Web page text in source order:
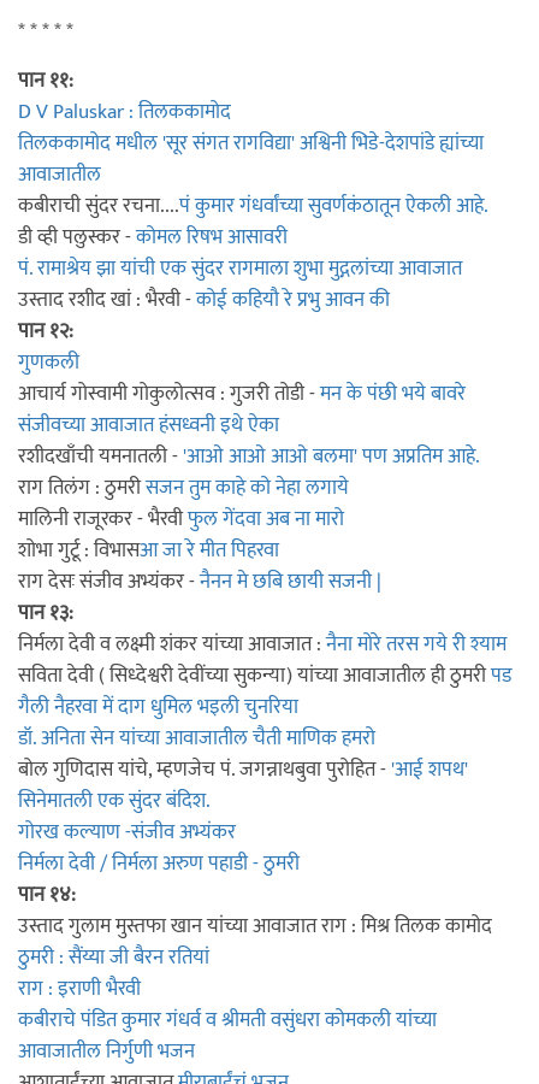
* * * * *
पान ११:
D V Paluskar : तिलककामोद
तिलककामोद मधील 'सूर संगत रागविद्या' अश्विनी भिडे-देशपांडे ह्यांच्या
आवाजातील
कबीराची सुंदर रचना....पं कुमार गंधर्वांच्या सुवर्णकंठातून ऐकली आहे.
डी व्ही पलुस्कर -कोमल रिषभ आसावरी
पं. रामाश्रेय झा यांची एक सुंदर रागमाला शुभा मुद्गलांच्या आवाजात
उस्ताद रशीद खां : भैरवी -कोई कहियौ रे प्रभु आवन की
पान १२:
गुणकली
आचार्य गोस्वामी गोकुलोत्सव : गुजरी तोडी -मन के पंछी भये बावरे
संजीवच्या आवाजात हंसध्वनी इथे ऐका
रशीदखाँची यमनातली -'आओ आओ आओ बलमा' पण अप्रतिम आहे.
राग तिलंग : ठुमरीसजन तुम काहे को नेहा लगाये
मालिनी राजूरकर - भैरवीफुल गेंदवा अब ना मारो
शोभा गुर्टू : विभासआ जा रे मीत पिहरवा
राग देसः संजीव अभ्यंकर -नैनन मे छबि छायी सजनी |
पान १३:
निर्मला देवी व लक्ष्मी शंकर यांच्या आवाजात :नैना मोरे तरस गये री श्याम
सविता देवी ( सिध्देश्वरी देवींच्या सुकन्या) यांच्या आवाजातील ही ठुमरीपड
गैली नैहरवा में दाग धुमिल भइली चुनरिया
डॉ. अनिता सेन यांच्या आवाजातील चैती माणिक हमरो
बोल गुणिदास यांचे, म्हणजेच पं. जगन्नाथबुवा पुरोहित -'आई शपथ'
सिनेमातली एक सुंदर बंदिश.
गोरख कल्याण -संजीव अभ्यंकर
निर्मला देवी / निर्मला अरुण पहाडी - ठुमरी
पान १४:
उस्ताद गुलाम मुस्तफा खान यांच्या आवाजात राग : मिश्र तिलक कामोद
ठुमरी : सैंय्या जी बैरन रतियां
राग : इराणी भैरवी
कबीराचे पंडित कुमार गंधर्व व श्रीमती वसुंधरा कोमकली यांच्या
आवाजातील निर्गुणी भजन